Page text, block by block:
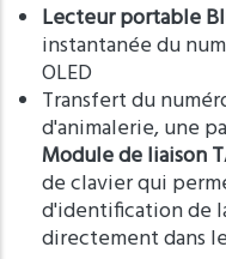
Lecteur portable
instantanée du
OLED
Transfert du
d'animalerie, une
Module de liaison
de clavier qui
d'identification de
directement dans